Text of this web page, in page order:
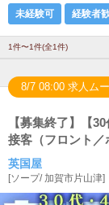
未経験可
経験者
1件〜1件(全1件)
8/7 08:00 求人ム
【募集終了】【
接客（フロント
英国屋
[ソープ/ 加賀市片山津]